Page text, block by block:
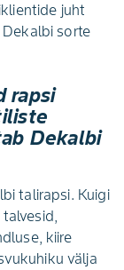
juht
sorte
rapsi
Dekalbi
talirapsi. Kuigi
kiire
välja